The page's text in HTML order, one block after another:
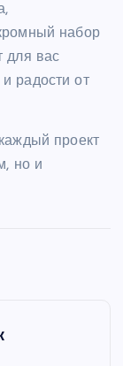
набор
для вас
радости от
проект
но и